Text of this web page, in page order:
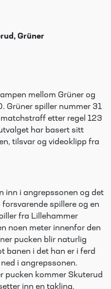
Grüner
mellom Grüner og
Grüner spiller nummer 31
matchstraff etter regel 123
har basert sitt
tilsvar og videoklipp fra
inn i angrepssonen og det
spillere og en
fra Lillehammer
noen meter innenfor den
pucken blir naturlig
banen i det han er i ferd
i angrepssonen.
pucken kommer Skuterud
inn en takling.